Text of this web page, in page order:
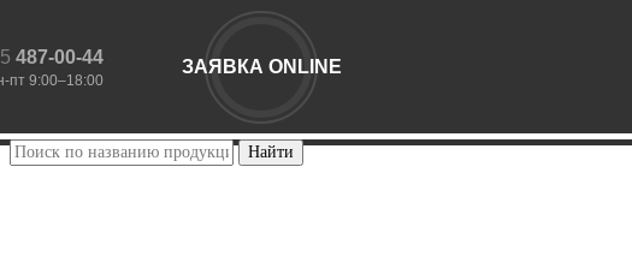
487-00-44
пт 9:00–18:00
ЗАЯВКА ONLINE